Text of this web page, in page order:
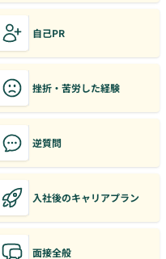
自己PR
挫折・苦労した経験
逆質問
入社後のキャリアプラン
面接全般